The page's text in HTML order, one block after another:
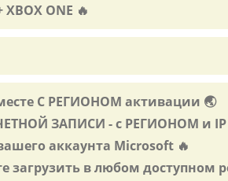
ONE 🔥
С РЕГИОНОМ активации 🌏
ЗАПИСИ - с РЕГИОНОМ и
аккаунта Microsoft 🔥
загрузить в любом доступном